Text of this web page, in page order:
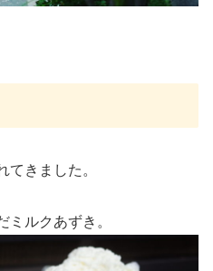
てきました。
ミルクあずき。